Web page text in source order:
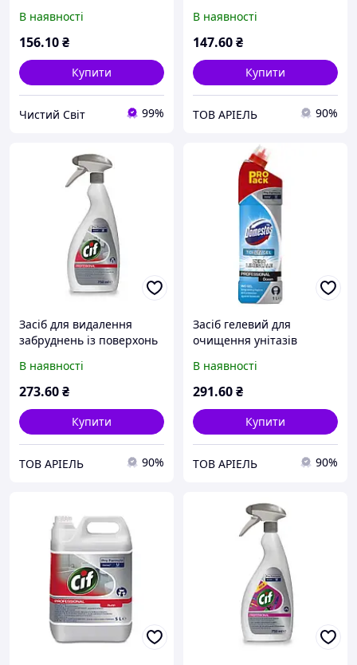
лужний
В наявності
156.10₴
Купити
Чистий Світ 99%
В наявності
147.60₴
Купити
ТОВ АРІЕЛЬ 90%
Засіб для видалення
забруднень із поверхонь
Formula Washroom, 750
мл
В наявності
273.60₴
Купити
ТОВ АРІЕЛЬ 90%
Засіб гелевий для
очищення унітазів
Ocean, 1л
В наявності
291.60₴
Купити
ТОВ АРІЕЛЬ 90%